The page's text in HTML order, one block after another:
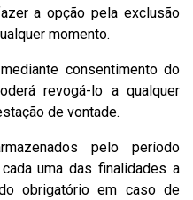
a opção pela exclusão
momento.
consentimento do
revogá-lo a qualquer
de vontade.
pelo período
uma das finalidades a
obrigatório em caso de